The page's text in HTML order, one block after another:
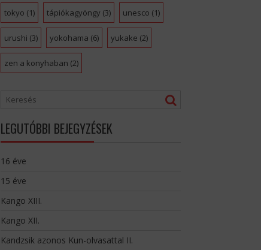
tokyo (1) tápiókagyöngy (3) unesco (1)
urushi (3) yokohama (6) yukake (2)
zen a konyhaban (2)
LEGUTÓBBI BEJEGYZÉSEK
16 éve
15 éve
Kango XIII.
Kango XII.
Kandzsik azonos Kun-olvasattal II.